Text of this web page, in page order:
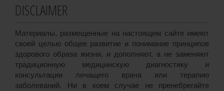
DISCLAIMER
Материалы, размещенные на настоящем сайте имеют
своей целью общее развитие и понимание принципов
здорового образа жизни, и дополняют, а не заменяют
традиционную медицинскую диагностику и
консультации лечащего врача или терапию
заболеваний. Ни в коем случае не пренебрегайте